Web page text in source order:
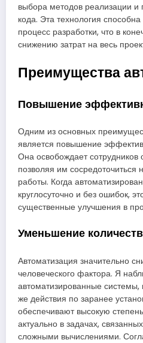
выбора методов реализации и
кода. Эта технология
процесс разработки, что в
снижению затрат на весь
Преимущества
Повышение
Одним из основных
является повышение
Она освобождает сотрудников
позволяя им сосредоточиться
работы. Когда
круглосуточно и без ошибок,
существенные улучшения в
Уменьшение
Автоматизация значительно
человеческого фактора. Я
автоматизированные
же действия по заранее
обеспечивают высокую
актуально в задачах,
сложными вычислениями.